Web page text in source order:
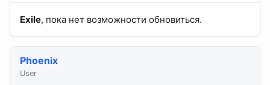
Exile, пока нет возможности обновиться.
Phoenix
User